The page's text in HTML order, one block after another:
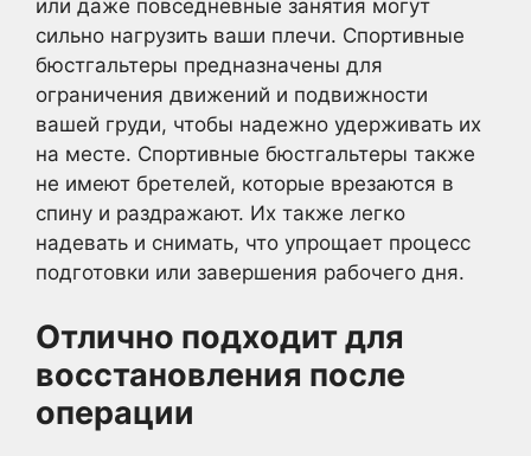
или даже повседневные занятия могут
сильно нагрузить ваши плечи. Спортивные
бюстгальтеры предназначены для
ограничения движений и подвижности
вашей груди, чтобы надежно удерживать их
на месте. Спортивные бюстгальтеры также
не имеют бретелей, которые врезаются в
спину и раздражают. Их также легко
надевать и снимать, что упрощает процесс
подготовки или завершения рабочего дня.
Отлично подходит для
восстановления после
операции